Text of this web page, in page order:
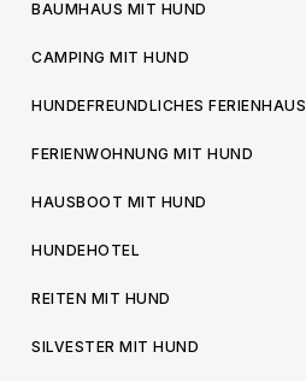
BAUMHAUS MIT HUND
CAMPING MIT HUND
HUNDEFREUNDLICHES FERIENHAUS
FERIENWOHNUNG MIT HUND
HAUSBOOT MIT HUND
HUNDEHOTEL
REITEN MIT HUND
SILVESTER MIT HUND